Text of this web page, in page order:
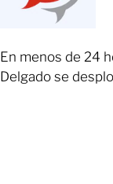
En menos de 24
Delgado se